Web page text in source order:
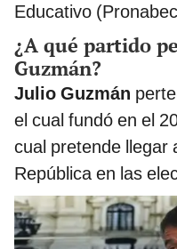
Educativo
¿A qué partido
Guzmán?
Julio Guzmán
el cual fundó en el
cual pretende llegar
República en las